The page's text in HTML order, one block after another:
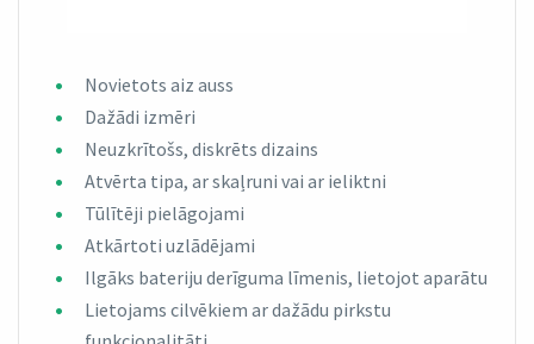
Novietots aiz auss
Dažādi izmēri
Neuzkrītošs, diskrēts dizains
Atvērta tipa, ar skaļruni vai ar ieliktni
Tūlītēji pielāgojami
Atkārtoti uzlādējami
Ilgāks bateriju derīguma līmenis, lietojot aparātu
Lietojams cilvēkiem ar dažādu pirkstu